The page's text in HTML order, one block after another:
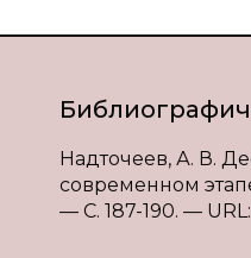
Надточеев, А. В.
современном
— С. 187-190. —